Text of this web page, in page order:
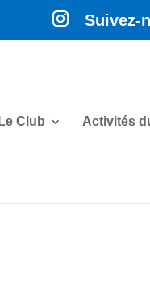
Suivez-
Le Club Activités